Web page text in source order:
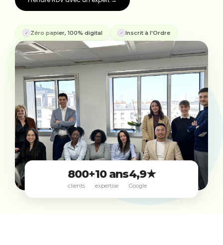
✓ Zéro papier, 100% digital ✓ Inscrit à l'Ordre
800+
clients
10 ans
expertise
4,9★
Google